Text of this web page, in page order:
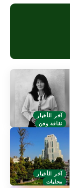
آخر الأخبار
ثقافة وفن
آخر الأخبار
محليات